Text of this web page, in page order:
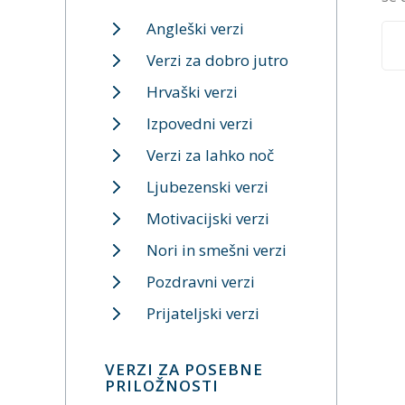
Angleški verzi
Verzi za dobro jutro
Hrvaški verzi
Izpovedni verzi
Verzi za lahko noč
Ljubezenski verzi
Motivacijski verzi
Nori in smešni verzi
Pozdravni verzi
Prijateljski verzi
VERZI ZA POSEBNE
PRILOŽNOSTI